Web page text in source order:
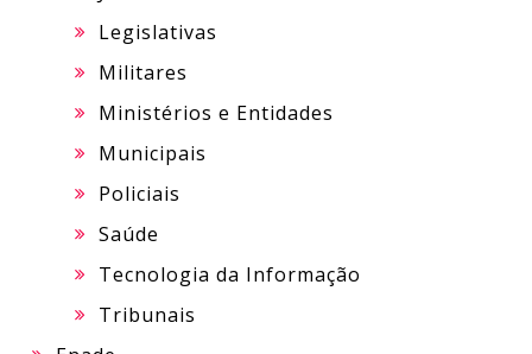
Legislativas
Militares
Ministérios e Entidades
Municipais
Policiais
Saúde
Tecnologia da Informação
Tribunais